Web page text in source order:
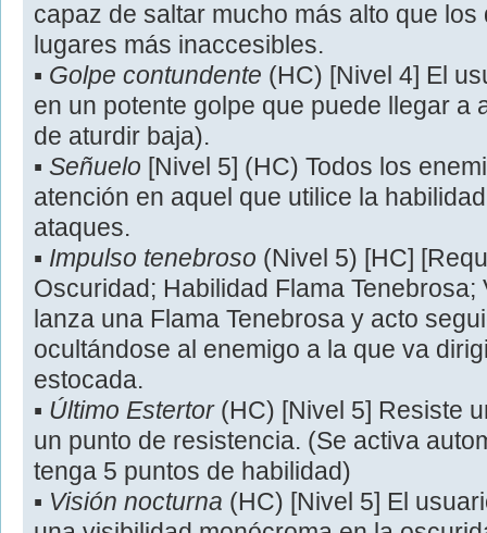
capaz de saltar mucho más alto que
lugares más inaccesibles.
▪ Golpe contundente (HC) [Nivel 4] El
en un potente golpe que puede llegar a
de aturdir baja).
▪ Señuelo [Nivel 5] (HC) Todos los
atención en aquel que utilice la
ataques.
▪ Impulso tenebroso (Nivel 5) [HC]
Oscuridad; Habilidad Flama Tenebrosa;
lanza una Flama Tenebrosa y acto
ocultándose al enemigo a la que va
estocada.
▪ Último Estertor(HC) [Nivel 5] Resiste
un punto de resistencia. (Se activa
tenga 5 puntos de habilidad)
▪ Visión nocturna (HC) [Nivel 5] El